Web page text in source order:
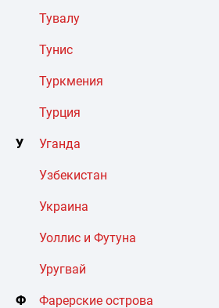
Тувалу
Тунис
Туркмения
Турция
У Уганда
Узбекистан
Украина
Уоллис и Футуна
Уругвай
Ф Фарерские острова